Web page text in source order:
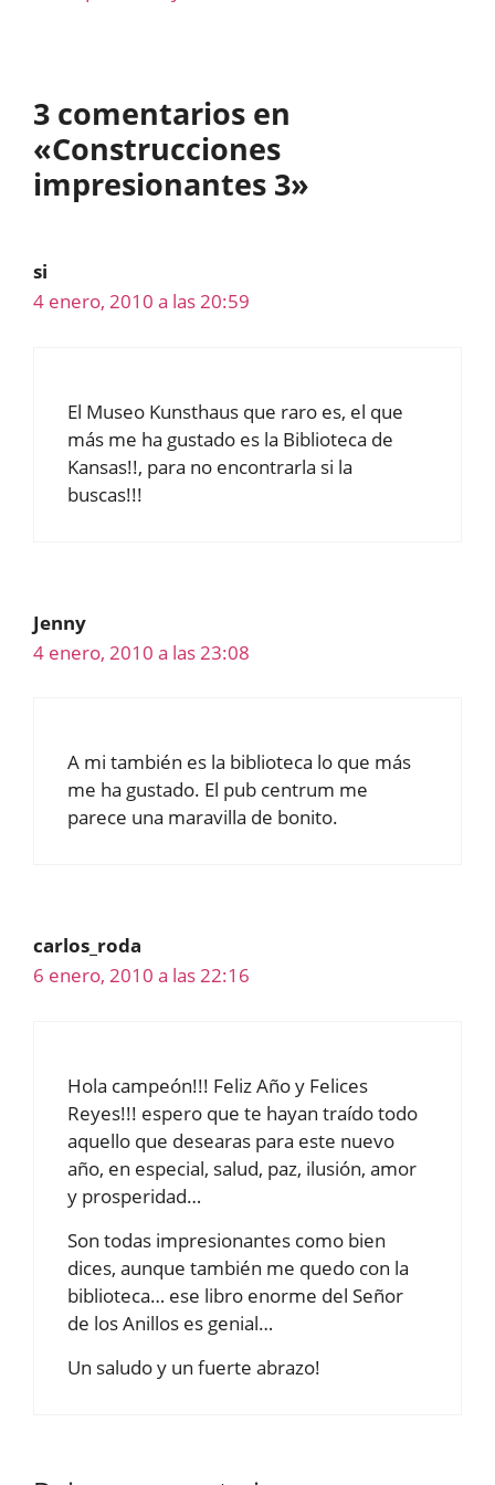
3 comentarios en
«Construcciones
impresionantes 3»
si
4 enero, 2010 a las 20:59
El Museo Kunsthaus que raro es, el que
más me ha gustado es la Biblioteca de
Kansas!!, para no encontrarla si la
buscas!!!
Jenny
4 enero, 2010 a las 23:08
A mi también es la biblioteca lo que más
me ha gustado. El pub centrum me
parece una maravilla de bonito.
carlos_roda
6 enero, 2010 a las 22:16
Hola campeón!!! Feliz Año y Felices
Reyes!!! espero que te hayan traído todo
aquello que desearas para este nuevo
año, en especial, salud, paz, ilusión, amor
y prosperidad…
Son todas impresionantes como bien
dices, aunque también me quedo con la
biblioteca… ese libro enorme del Señor
de los Anillos es genial…
Un saludo y un fuerte abrazo!